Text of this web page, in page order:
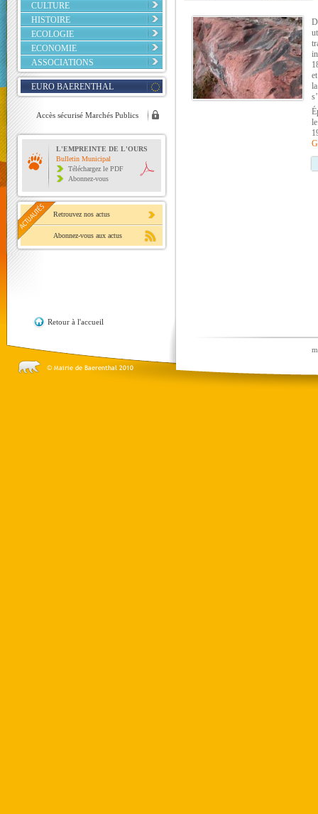
CULTURE
HISTOIRE
ECOLOGIE
ECONOMIE
ASSOCIATIONS
EURO BAERENTHAL
Accès sécurisé Marchés Publics
L'EMPREINTE DE L'OURS
Bulletin Municipal
Téléchargez le PDF
Abonnez-vous
Retrouvez nos actus
Abonnez-vous aux actus
Retour à l'accueil